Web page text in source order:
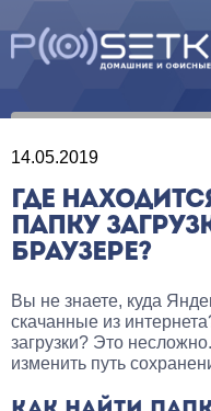
14.05.2019
ГДЕ
ПАПКУ
БРАУЗЕРЕ?
Вы не знаете, куда
скачанные из
загрузки? Это
изменить путь